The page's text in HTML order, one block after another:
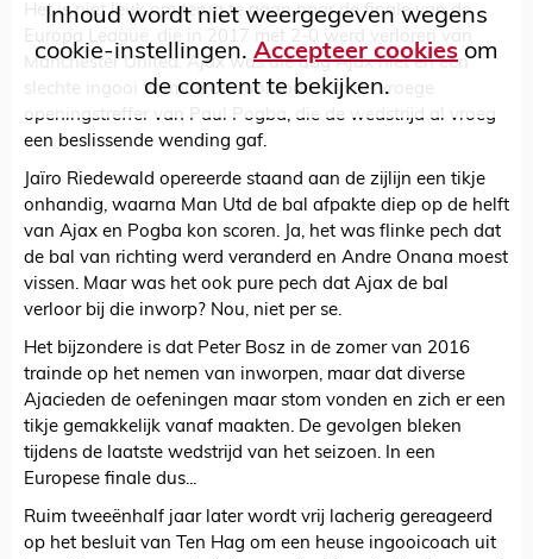
Inhoud wordt niet weergegeven wegens
cookie-instellingen. Accepteer cookies om
de content te bekijken.
Het is niet leuk om terug te gaan naar de finale van de
Europa League, die in 2017 met 2-0 werd verloren van
Manchester United. Ajax was die dag Ajax niet en een
slechte ingooi vormde de voorbode van de vroege
openingstreffer van Paul Pogba, die de wedstrijd al vroeg
een beslissende wending gaf.
Jaïro Riedewald opereerde staand aan de zijlijn een tikje
onhandig, waarna Man Utd de bal afpakte diep op de helft
van Ajax en Pogba kon scoren. Ja, het was flinke pech dat
de bal van richting werd veranderd en Andre Onana moest
vissen. Maar was het ook pure pech dat Ajax de bal
verloor bij die inworp? Nou, niet per se.
Het bijzondere is dat Peter Bosz in de zomer van 2016
trainde op het nemen van inworpen, maar dat diverse
Ajacieden de oefeningen maar stom vonden en zich er een
tikje gemakkelijk vanaf maakten. De gevolgen bleken
tijdens de laatste wedstrijd van het seizoen. In een
Europese finale dus...
Ruim tweeënhalf jaar later wordt vrij lacherig gereageerd
op het besluit van Ten Hag om een heuse ingooicoach uit